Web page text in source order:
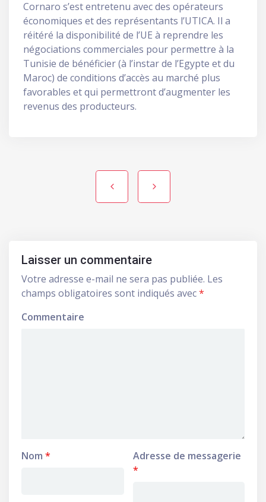
Cornaro s’est entretenu avec des opérateurs
économiques et des représentants l’UTICA. Il a
réitéré la disponibilité de l’UE à reprendre les
négociations commerciales pour permettre à la
Tunisie de bénéficier (à l’instar de l’Egypte et du
Maroc) de conditions d’accès au marché plus
favorables et qui permettront d’augmenter les
revenus des producteurs.
Navigation de l’article
Laisser un commentaire
Votre adresse e-mail ne sera pas publiée. Les
champs obligatoires sont indiqués avec*
Commentaire
Nom *
Adresse de messagerie
*